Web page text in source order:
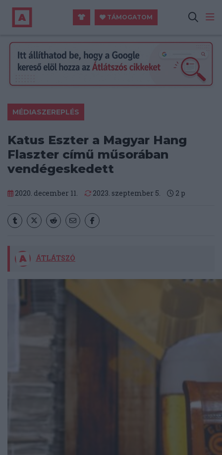
TÁMOGATOM
MÉDIASZEREPLÉS
Katus Eszter a Magyar Hang
Flaszter című műsorában
vendégeskedett
2020. december 11. 2023. szeptember 5. 2 p
ÁTLÁTSZÓ